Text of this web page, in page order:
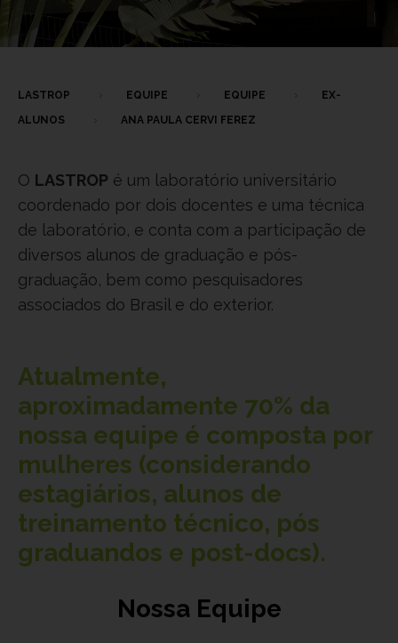
LASTROP EQUIPE EQUIPE
EX-
ALUNOS
ANA PAULA CERVI FEREZ
O LASTROP é um laboratório universitário
coordenado por dois docentes e uma técnica
de laboratório, e conta com a participação de
diversos alunos de graduação e pós-
graduação, bem como pesquisadores
associados do Brasil e do exterior.
Atualmente,
aproximadamente 70% da
nossa equipe é composta por
mulheres (considerando
estagiários, alunos de
treinamento técnico, pós
graduandos e post-docs).
Nossa Equipe